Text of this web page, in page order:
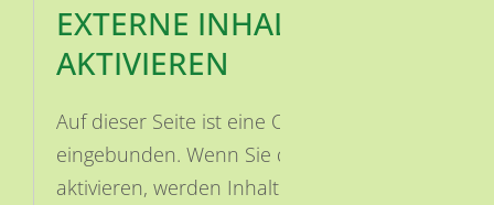
EXTERNE INHALTE
AKTIVIEREN
Auf dieser Seite ist eine OSM Karte
eingebunden. Wenn Sie die Karte
aktivieren, werden Inhalte von OSM